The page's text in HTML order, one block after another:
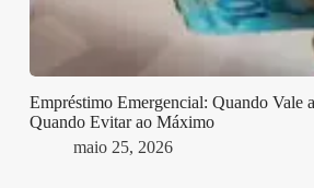
Empréstimo Emergencial: Quando Vale
Quando Evitar ao Máximo
maio 25, 2026